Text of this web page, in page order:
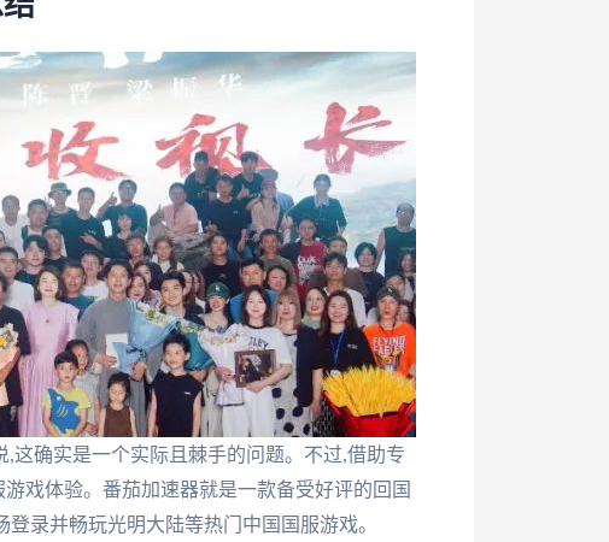
这确实是一个实际且棘手的问题。不过,借助专
戏体验。番茄加速器就是一款备受好评的回国
录并畅玩光明大陆等热门中国国服游戏。